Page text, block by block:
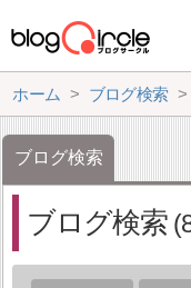
ホーム ブログ検索
ブログ検索
ブログ検索